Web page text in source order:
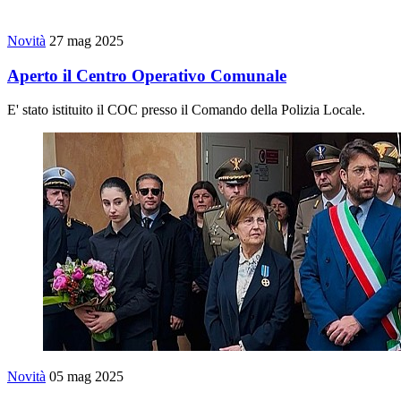
Novità 27 mag 2025
Aperto il Centro Operativo Comunale
E' stato istituito il COC presso il Comando della Polizia Locale.
Novità 05 mag 2025